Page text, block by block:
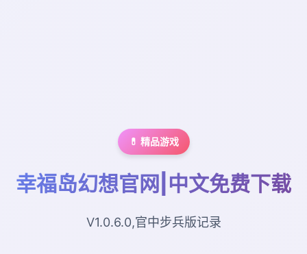
💊 精品游戏
幸福岛幻想官网|中文免费下载
V1.0.6.0,官中步兵版记录